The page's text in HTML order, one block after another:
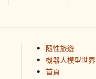
隨性旅遊
機器人模型世界
首頁